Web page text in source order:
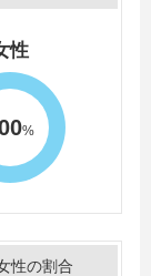
性
%
性の割合